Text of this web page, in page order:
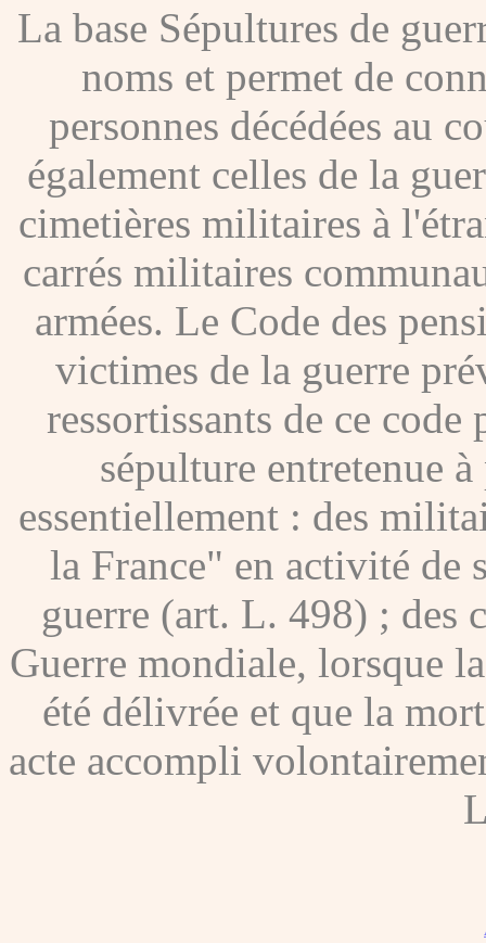
La base Sépultures de
noms et permet de
personnes décédées au
également celles de la
cimetières militaires à
carrés militaires
armées. Le Code des
victimes de la guerre
ressortissants de ce code
sépulture entretenue
essentiellement : des
la France" en activité de
guerre (art. L. 498) ; des
Guerre mondiale, lorsque
été délivrée et que la
acte accompli